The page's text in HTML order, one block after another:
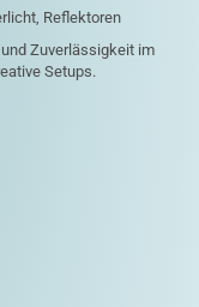
Reflektoren
Zuverlässigkeit im
Setups.